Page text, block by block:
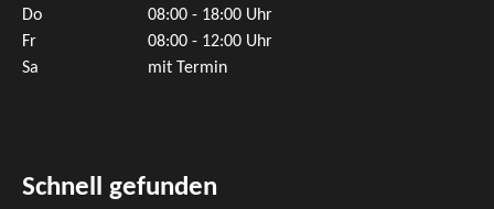
Do
08:00 - 18:00 Uhr
Fr
08:00 - 12:00 Uhr
Sa
mit Termin
Schnell gefunden